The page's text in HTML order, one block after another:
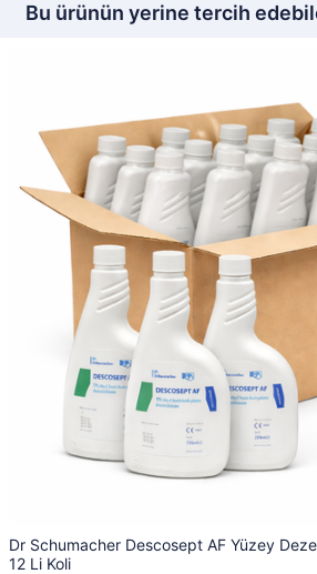
Bu ürünün yerine tercih
Dr Schumacher Descosept AF Yüzey
12 Li Koli